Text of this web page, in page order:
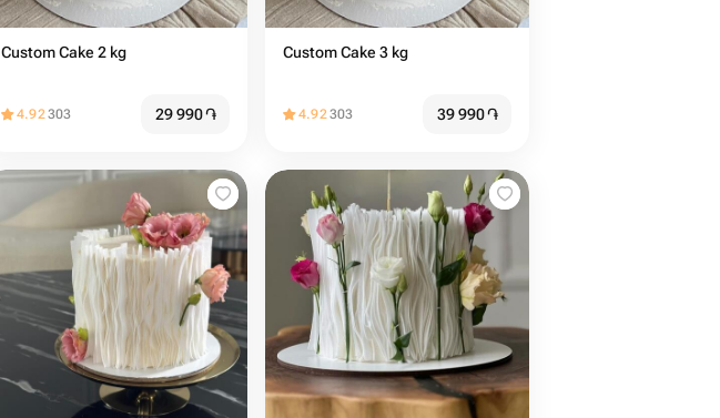
Custom Cake 2 kg
4.92303 29 990֏
Custom Cake 3 kg
4.92303 39 990֏